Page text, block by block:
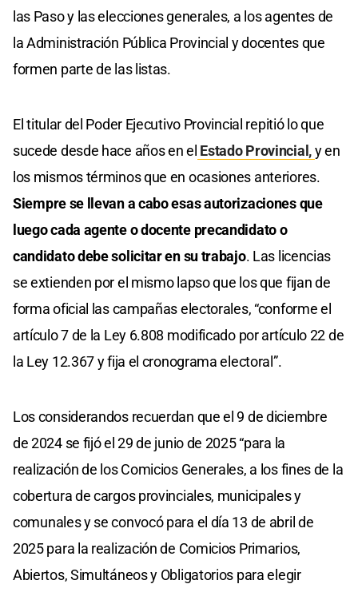
las Paso y las elecciones generales, a los agentes de
la Administración Pública Provincial y docentes que
formen parte de las listas.
El titular del Poder Ejecutivo Provincial repitió lo que
sucede desde hace años en el Estado Provincial,y en
los mismos términos que en ocasiones anteriores.
Siempre se llevan a cabo esas autorizaciones que
luego cada agente o docente precandidato o
candidato debe solicitar en su trabajo. Las licencias
se extienden por el mismo lapso que los que fijan de
forma oficial las campañas electorales, “conforme el
artículo 7 de la Ley 6.808 modificado por artículo 22 de
la Ley 12.367 y fija el cronograma electoral”.
Los considerandos recuerdan que el 9 de diciembre
de 2024 se fijó el 29 de junio de 2025 “para la
realización de los Comicios Generales, a los fines de la
cobertura de cargos provinciales, municipales y
comunales y se convocó para el día 13 de abril de
2025 para la realización de Comicios Primarios,
Abiertos, Simultáneos y Obligatorios para elegir